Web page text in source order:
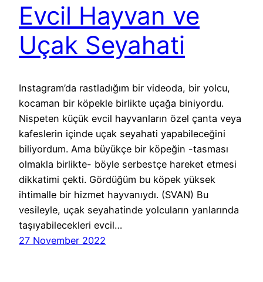
Evcil Hayvan ve
Uçak Seyahati
Instagram’da rastladığım bir videoda, bir yolcu,
kocaman bir köpekle birlikte uçağa biniyordu.
Nispeten küçük evcil hayvanların özel çanta veya
kafeslerin içinde uçak seyahati yapabileceğini
biliyordum. Ama büyükçe bir köpeğin -tasması
olmakla birlikte- böyle serbestçe hareket etmesi
dikkatimi çekti. Gördüğüm bu köpek yüksek
ihtimalle bir hizmet hayvanıydı. (SVAN) Bu
vesileyle, uçak seyahatinde yolcuların yanlarında
taşıyabilecekleri evcil…
27 November 2022